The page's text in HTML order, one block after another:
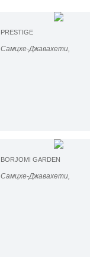
PRESTIGE
Самцхе-Джавахети,
BORJOMI GARDEN
Самцхе-Джавахети,